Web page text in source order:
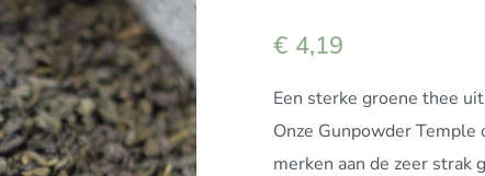
€ 4,19
Een sterke groene thee
Onze Gunpowder
merken aan de zeer strak